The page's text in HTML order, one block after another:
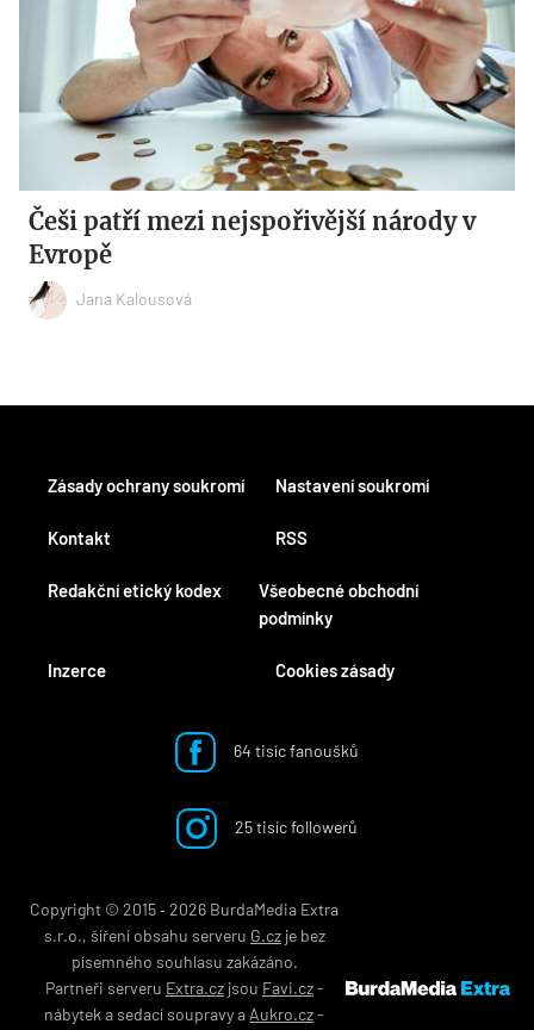
Češi patří mezi nejspořivější národy v
Evropě
Jana Kalousová
Kontakt
Redakční etický kodex
Inzerce
RSS
Všeobecné obchodní
podmínky
Cookies zásady
Zásady ochrany soukromí Nastavení soukromí
64 tisíc fanoušků
25 tisíc followerů
Copyright © 2015 ‐ 2026 BurdaMedia Extra
s.r.o., šíření obsahu serveru G.czje bez
písemného souhlasu zakázáno.
Partneři serveru Extra.czjsou Favi.cz-
nábytek a sedací soupravya Aukro.cz-